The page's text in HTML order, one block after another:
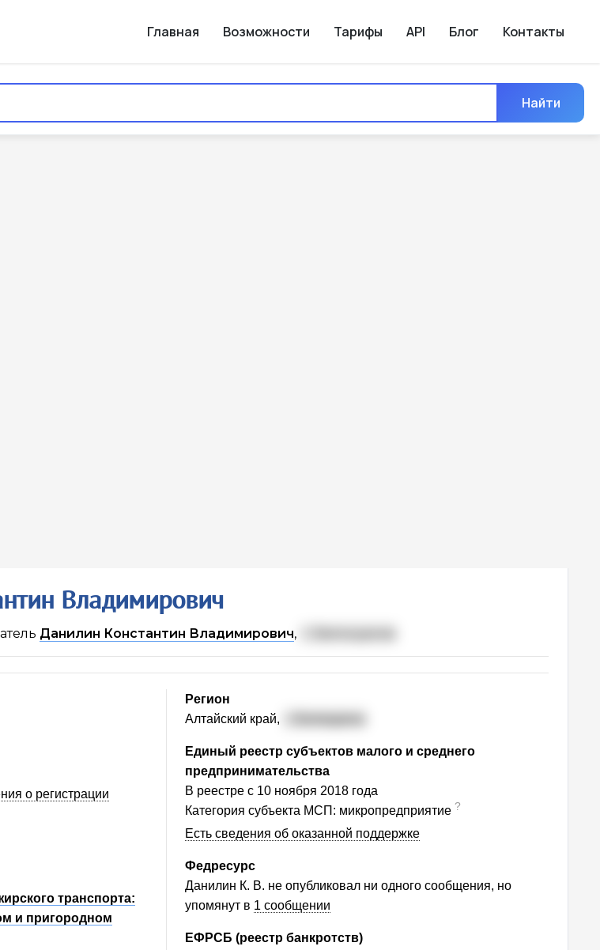
Главная Возможности Тарифы API Блог Контакты
Найти
Владимирович
Данилин Константин Владимирович,
о регистрации
транспорта:
и пригородном
Регион
Алтайский край,
Единый реестр субъектов малого и среднего
предпринимательства
В реестре с 10 ноября 2018 года
Категория субъекта МСП: микропредприятие ?
Есть сведения об оказанной поддержке
Федресурс
Данилин К. В. не опубликовал ни одного сообщения, но
упомянут в 1 сообщении
ЕФРСБ (реестр банкротств)